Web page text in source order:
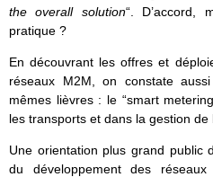
the overall solution“. D’accord,
pratique ?
En découvrant les offres et
réseaux M2M, on constate
mêmes lièvres : le “smart
les transports et dans la gestion de
Une orientation plus grand public
du développement des